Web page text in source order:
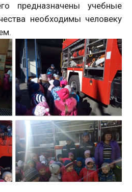
предназначены учебные
необходимы человеку